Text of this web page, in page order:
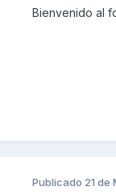
Bienvenido al
Publicado 21 de